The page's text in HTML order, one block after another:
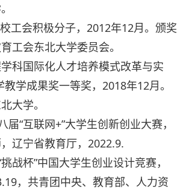
工会积极分子，2012年12月。颁奖
工会东北大学委员会。
科国际化人才培养模式改革与实
教学成果奖一等奖，2018年12月。
大学。
届“互联网+”大学生创新创业大赛，
辽宁省教育厅，2022.9.
战杯”中国大学生创业设计竞赛，
，共青团中央、教育部、人力资